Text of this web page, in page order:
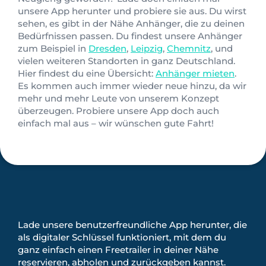
unsere App herunter und probiere sie aus. Du wirst
sehen, es gibt in der Nähe Anhänger, die zu deinen
Bedürfnissen passen. Du findest unsere Anhänger
zum Beispiel in Dresden, Leipzig, Chemnitz, und
vielen weiteren Standorten in ganz Deutschland.
Hier findest du eine Übersicht: Anhänger mieten.
Es kommen auch immer wieder neue hinzu, da wir
mehr und mehr Leute von unserem Konzept
überzeugen. Probiere unsere App doch auch
einfach mal aus – wir wünschen gute Fahrt!
Lade unsere benutzerfreundliche App herunter, die
als digitaler Schlüssel funktioniert, mit dem du
ganz einfach einen Freetrailer in deiner Nähe
reservieren, abholen und zurückgeben kannst.